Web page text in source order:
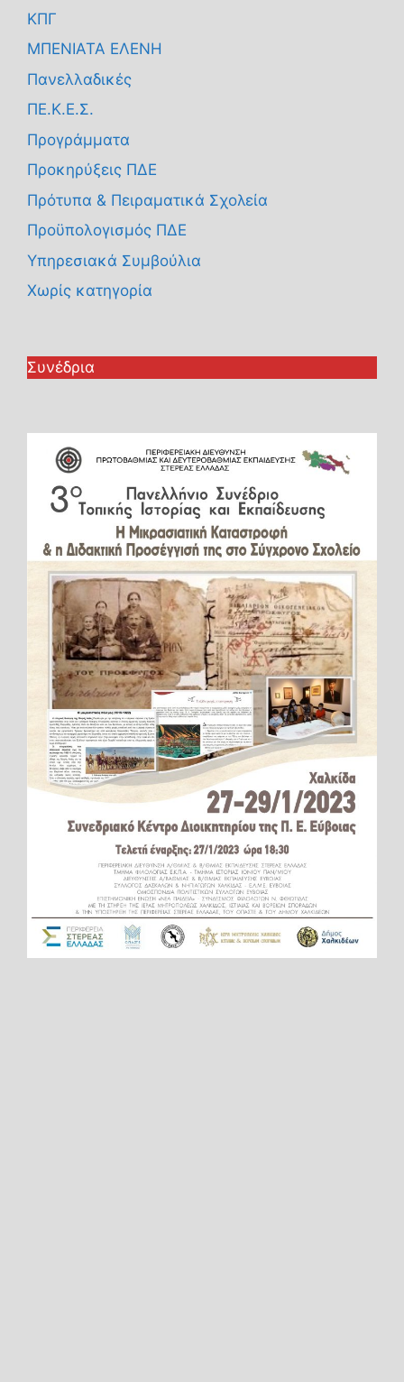
ΚΠΓ
ΜΠΕΝΙΑΤΑ ΕΛΕΝΗ
Πανελλαδικές
ΠΕ.Κ.Ε.Σ.
Προγράμματα
Προκηρύξεις ΠΔΕ
Πρότυπα & Πειραματικά Σχολεία
Προϋπολογισμός ΠΔΕ
Υπηρεσιακά Συμβούλια
Χωρίς κατηγορία
Συνέδρια